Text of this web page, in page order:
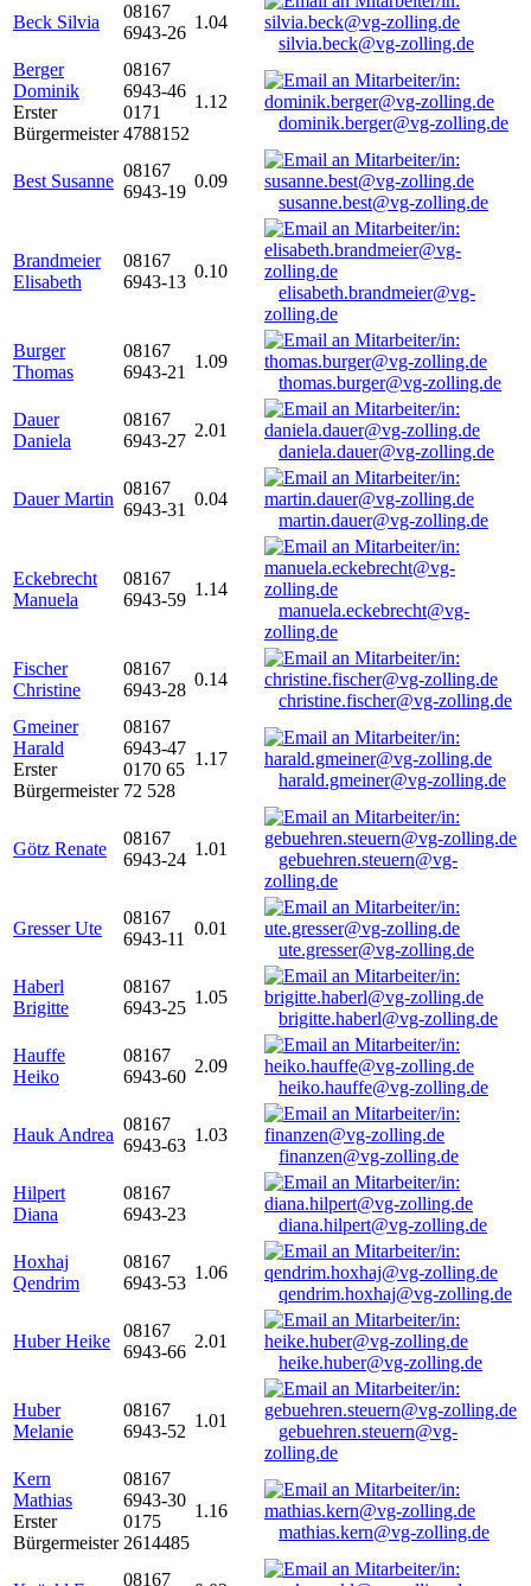
Beck Silvia
08167
6943-26
1.04
silvia.beck@vg-zolling.de
Berger
Dominik
Erster
Bürgermeister
08167
6943-46
0171
4788152
1.12
dominik.berger@vg-zolling.de
Best Susanne
08167
6943-19
0.09
susanne.best@vg-zolling.de
Brandmeier
Elisabeth
08167
6943-13
0.10
elisabeth.brandmeier@vg-
zolling.de
Burger
Thomas
08167
6943-21
1.09
thomas.burger@vg-zolling.de
Dauer
Daniela
08167
6943-27
2.01
daniela.dauer@vg-zolling.de
Dauer Martin
08167
6943-31
0.04
martin.dauer@vg-zolling.de
Eckebrecht
Manuela
08167
6943-59
1.14
manuela.eckebrecht@vg-
zolling.de
Fischer
Christine
08167
6943-28
0.14
christine.fischer@vg-zolling.de
Gmeiner
Harald
Erster
Bürgermeister
08167
6943-47
0170 65
72 528
1.17
harald.gmeiner@vg-zolling.de
Götz Renate
08167
6943-24
1.01
gebuehren.steuern@vg-
zolling.de
Gresser Ute
08167
6943-11
0.01
ute.gresser@vg-zolling.de
Haberl
Brigitte
08167
6943-25
1.05
brigitte.haberl@vg-zolling.de
Hauffe
Heiko
08167
6943-60
2.09
heiko.hauffe@vg-zolling.de
Hauk Andrea
08167
6943-63
1.03
finanzen@vg-zolling.de
Hilpert
Diana
08167
6943-23
diana.hilpert@vg-zolling.de
Hoxhaj
Qendrim
08167
6943-53
1.06
qendrim.hoxhaj@vg-zolling.de
Huber Heike
08167
6943-66
2.01
heike.huber@vg-zolling.de
Huber
Melanie
08167
6943-52
1.01
gebuehren.steuern@vg-
zolling.de
Kern
Mathias
Erster
Bürgermeister
08167
6943-30
0175
2614485
1.16
mathias.kern@vg-zolling.de
08167